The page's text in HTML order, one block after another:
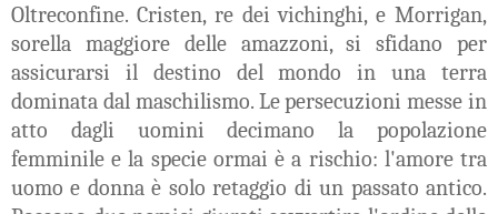
Oltreconfine. Cristen, re dei vichinghi, e Morrigan,
sorella maggiore delle amazzoni, si sfidano per
assicurarsi il destino del mondo in una terra
dominata dal maschilismo. Le persecuzioni messe in
atto dagli uomini decimano la popolazione
femminile e la specie ormai è a rischio: l'amore tra
uomo e donna è solo retaggio di un passato antico.